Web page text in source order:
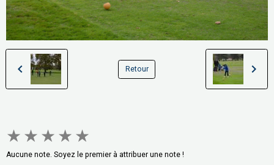
Retour
★ ★ ★ ★ ★
Aucune note. Soyez le premier à attribuer une note !